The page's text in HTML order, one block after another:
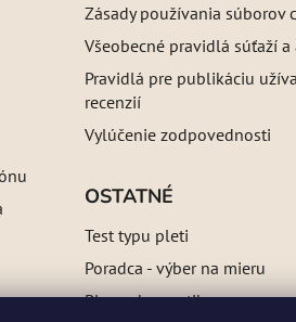
Zásady používania súborov
Všeobecné pravidlá súťaží a
Pravidlá pre publikáciu
recenzií
Vylúčenie zodpovednosti
OSTATNÉ
Test typu pleti
Poradca - výber na mieru
Blog o kozmetike